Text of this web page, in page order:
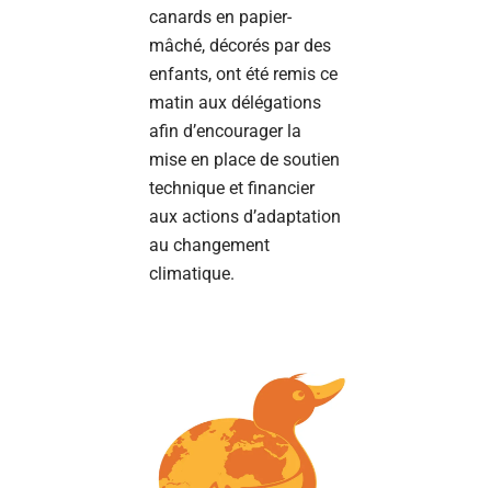
canards en papier-
mâché, décorés par des
enfants, ont été remis ce
matin aux délégations
afin d’encourager la
mise en place de soutien
technique et financier
aux actions d’adaptation
au changement
climatique.